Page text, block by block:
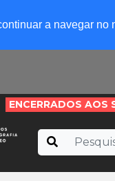
a navegar
ENCERRADOS